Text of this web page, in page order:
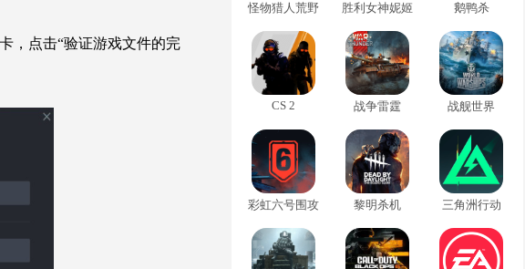
，点击“验证游戏文件的完
怪物猎人荒野 胜利女神妮姬 鹅鸭杀
CS 2 战争雷霆 战舰世界
彩虹六号围攻 黎明杀机 三角洲行动